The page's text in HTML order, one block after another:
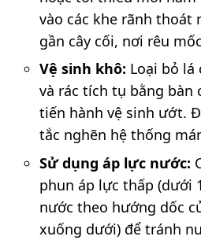
vào các khe rãnh thoát
gần cây cối, nơi rêu
Vệ sinh khô: Loại bỏ lá
và rác tích tụ bằng bàn
tiến hành vệ sinh ướt.
tắc nghẽn hệ thống
Sử dụng áp lực nước:
phun áp lực thấp (dưới
nước theo hướng dốc
xuống dưới) để tránh